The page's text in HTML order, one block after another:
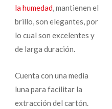
la humedad, mantienen el
brillo, son elegantes, por
lo cual son excelentes y
de larga duración.
Cuenta con una media
luna para facilitar la
extracción del cartón.